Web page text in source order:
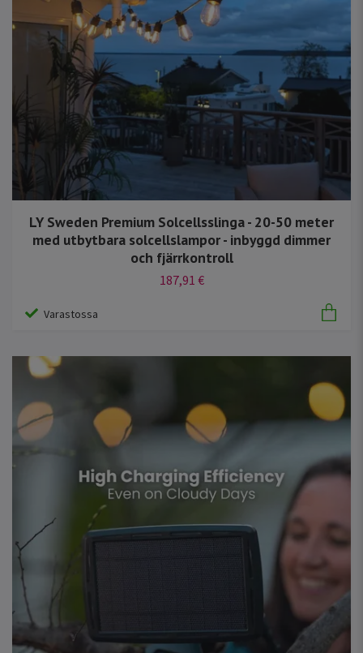
LY Sweden Premium Solcellsslinga - 20-50 meter
med utbytbara solcellslampor - inbyggd dimmer
och fjärrkontroll
187,91 €
Varastossa